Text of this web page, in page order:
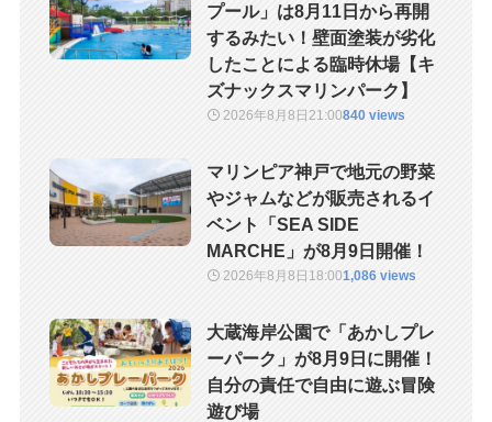
プール」は8月11日から再開
するみたい！壁面塗装が劣化
したことによる臨時休場【キ
ズナックスマリンパーク】
2026年8月8日21:00840 views
マリンピア神戸で地元の野菜
やジャムなどが販売されるイ
ベント「SEA SIDE
MARCHE」が8月9日開催！
2026年8月8日 18:001,086 views
大蔵海岸公園で「あかしプレ
ーパーク」が8月9日に開催！
自分の責任で自由に遊ぶ冒険
遊び場